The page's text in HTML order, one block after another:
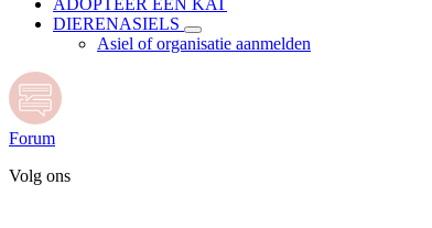
ADOPTEER EEN KAT
DIERENASIELS
Asiel of organisatie aanmelden
Forum
Volg ons